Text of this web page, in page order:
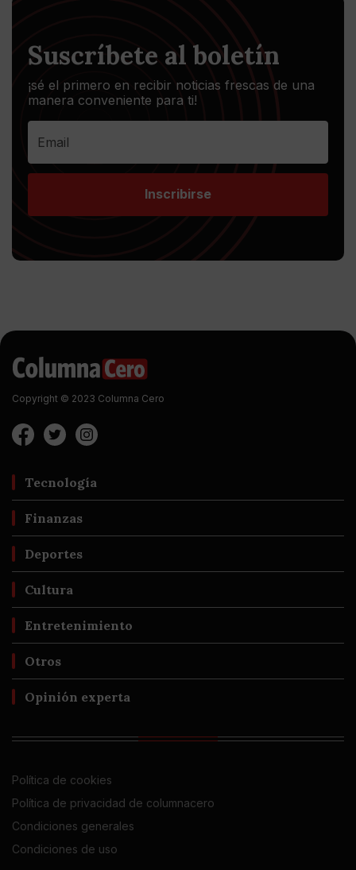
Suscríbete al boletín
¡sé el primero en recibir noticias frescas de una
manera conveniente para ti!
Inscribirse
Copyright © 2023 Columna Cero
Tecnología
Finanzas
Deportes
Cultura
Entretenimiento
Otros
Opinión experta
Política de cookies
Política de privacidad de columnacero
Condiciones generales
Condiciones de uso